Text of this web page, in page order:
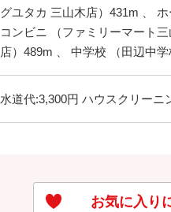
グユタカ 三山木店）431m 、
コンビニ （ファミリーマート
店）489m 、 中学校 （田辺中
水道代:3,300円 ハウスクリー
お気に入り